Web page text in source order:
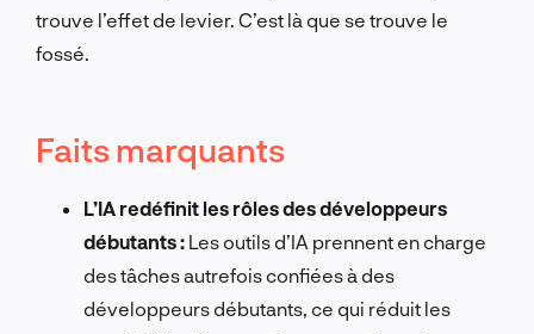
trouve l’effet de levier. C’est là que se trouve le
fossé.
Faits marquants
L’IA redéfinit les rôles des développeurs
débutants : Les outils d’IA prennent en charge
des tâches autrefois confiées à des
développeurs débutants, ce qui réduit les